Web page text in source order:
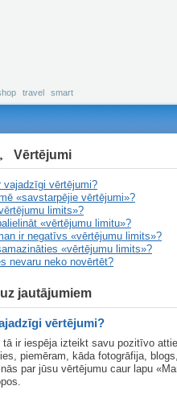
travel smart
Vērtējumi
vajadzīgi vērtējumi?
«savstarpējie vērtējumi»?
limits»?
«vērtējumu limitu»?
ir negatīvs «vērtējumu limits»?
«vērtējumu limits»?
nevaru neko novērtēt?
jautājumiem
vērtējumi?
tā ir iespēja izteikt savu pozitīvo
piemēram, kāda fotogrāfija,
par jūsu vērtējumu caur lapu